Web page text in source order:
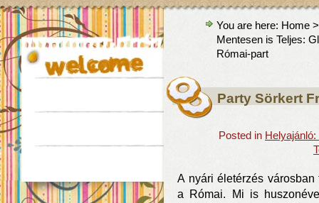
You are here: Home
Mentesen is Teljes:
Római-part
Party Sörkert
Posted in
A nyári életérzés
a Római. Mi is